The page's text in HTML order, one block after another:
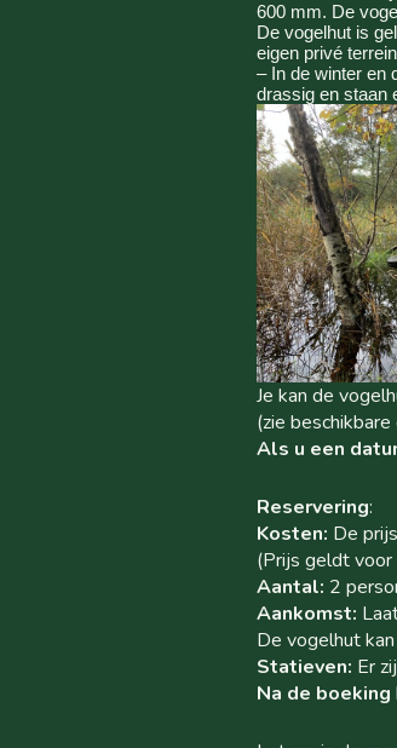
600 mm. De
De vogelhut is
eigen privé
– In de winter en
drassig en staan
Je kan de
(zie
Als u een
Reservering:
Kosten: De
(Prijs geldt voor
Aantal: 2
Aankomst:
De vogelhut
Statieven: Er
Na de boeking